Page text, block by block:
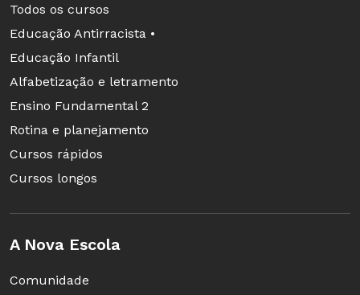
Todos os cursos
Educação Antirracista •
Educação Infantil
Alfabetização e letramento
Ensino Fundamental 2
Rotina e planejamento
Cursos rápidos
Cursos longos
A Nova Escola
Comunidade